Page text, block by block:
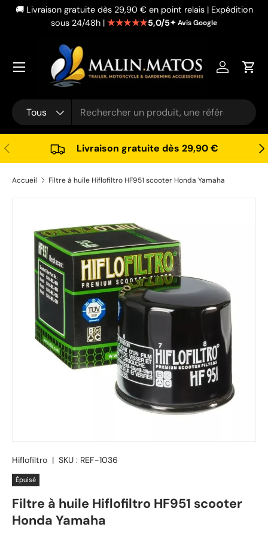
Aller au contenu
🚚 Livraison gratuite dès 29,90 € en point relais | Expédition
sous 24/48h | ★★★★★5,0/5✦ Avis Google
Recherche
Type de produit
Tous
Se
Précédent Livraison gratuite dès 29,90 €
Accueil Filtre à huile Hiflofiltro HF951 scooter Honda Yamaha
Hiflofiltro | SKU : REF-1036
Épuisé
Filtre à huile Hiflofiltro HF951 scooter
Honda Yamaha